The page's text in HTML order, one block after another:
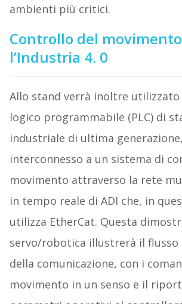
ambienti più critici.
Controllo del
l’Industria 4. 0
Allo stand verrà inoltre
logico programmabile (PLC) di
industriale di ultima
interconnesso a un sistema di
movimento attraverso la rete
in tempo reale di ADI che, in
utilizza EtherCat. Questa
servo/robotica illustrerà il flusso
della comunicazione, con i
movimento in un senso e il